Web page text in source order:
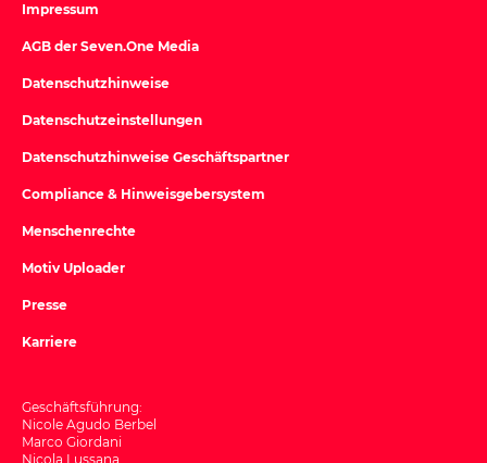
Impressum
AGB der Seven.One Media
Datenschutzhinweise
Datenschutzeinstellungen
Datenschutzhinweise Geschäftspartner
Compliance & Hinweisgebersystem
Menschenrechte
Motiv Uploader
Presse
Karriere
Geschäftsführung:
Nicole Agudo Berbel
Marco Giordani
Nicola Lussana